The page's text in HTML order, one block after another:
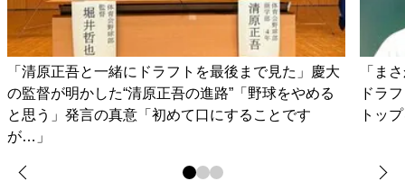
「清原正吾と一緒にドラフトを最後まで見た」慶大
の監督が明かした“清原正吾の進路”「野球をやめる
と思う」発言の真意「初めて口にすることです
が…」
「ま
ドラ
トッ